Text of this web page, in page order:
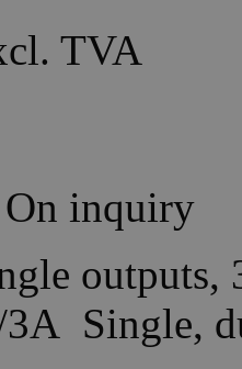
TVA
On inquiry
3A Single,